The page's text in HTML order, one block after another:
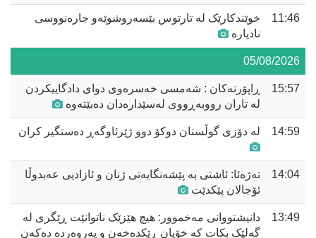
11:46
خوێندکارێک لە تارتوس بێسەروشوێەو جارەنووسی
نادیارە
05/08/2026
15:57
ڕاپۆرتەکان : شەمسی خەسرەوی دوای دادگاییکردن
لە تاران رووبەڕووی لەسێدارەدان دەبێتەوە
14:59 لە دۆزی گوڵستان دوکۆ دوو ژێرئاوگەڕ دەستگیر کران
14:04
تەژەئا: ئاشتی بە پێشەنگایەتی ژنان و ئازادیی عەبدوڵا
ئۆجالان پێکدێت
13:49
دانیشتووانی مەخموور: هیچ هێزێک ناتوانێت ڕێگری لە
گەلێک بکات کە خۆیان ڕێکدەخەن و پەروەردە دەکەن